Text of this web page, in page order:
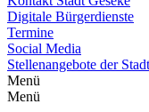
Digitale Bürgerdienste
Termine
Social Media
Stellenangebote der
Menü
Menü